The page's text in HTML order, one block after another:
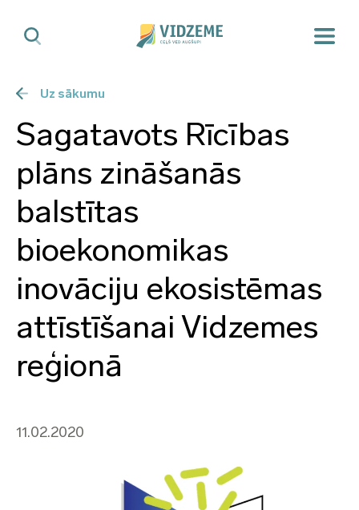
Uz sākumu
Sagatavots Rīcības
plāns zināšanās
balstītas
bioekonomikas
inovāciju ekosistēmas
attīstīšanai Vidzemes
reģionā
11.02.2020